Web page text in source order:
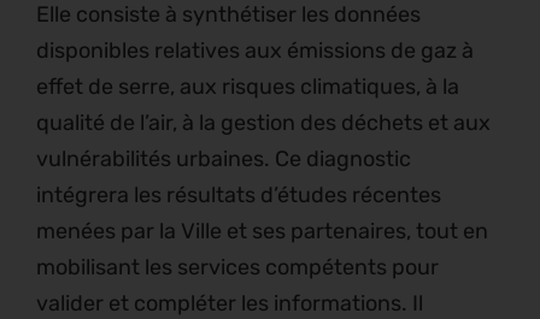
Elle consiste à synthétiser les données
disponibles relatives aux émissions de gaz à
effet de serre, aux risques climatiques, à la
qualité de l’air, à la gestion des déchets et aux
vulnérabilités urbaines. Ce diagnostic
intégrera les résultats d’études récentes
menées par la Ville et ses partenaires, tout en
mobilisant les services compétents pour
valider et compléter les informations. Il